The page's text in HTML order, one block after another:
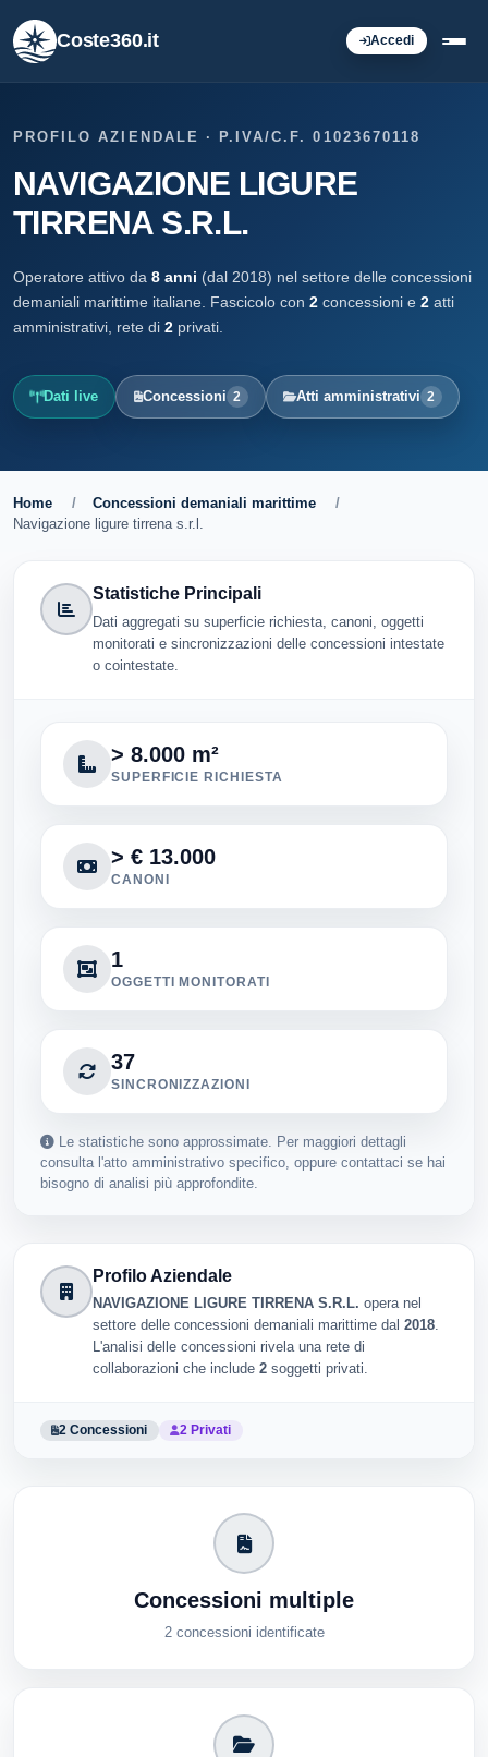
Coste360.it Accedi
PROFILO AZIENDALE · P.IVA/C.F. 01023670118
NAVIGAZIONE LIGURE
TIRRENA S.R.L.
Operatore attivo da 8 anni (dal 2018) nel settore delle concessioni
demaniali marittime italiane. Fascicolo con 2 concessioni e 2 atti
amministrativi, rete di 2 privati.
Dati live Concessioni 2 Atti amministrativi 2
Home / Concessioni demaniali marittime
/
Navigazione ligure tirrena s.r.l.
Statistiche Principali
Dati aggregati su superficie richiesta, canoni, oggetti
monitorati e sincronizzazioni delle concessioni intestate
o cointestate.
> 8.000 m²
SUPERFICIE RICHIESTA
> € 13.000
CANONI
1
OGGETTI MONITORATI
37
SINCRONIZZAZIONI
Le statistiche sono approssimate. Per maggiori dettagli
consulta l'atto amministrativo specifico, oppure contattaci se hai
bisogno di analisi più approfondite.
Profilo Aziendale
NAVIGAZIONE LIGURE TIRRENA S.R.L. opera nel
settore delle concessioni demaniali marittime dal 2018.
L'analisi delle concessioni rivela una rete di
collaborazioni che include 2 soggetti privati.
2 Concessioni 2 Privati
Concessioni multiple
2 concessioni identificate